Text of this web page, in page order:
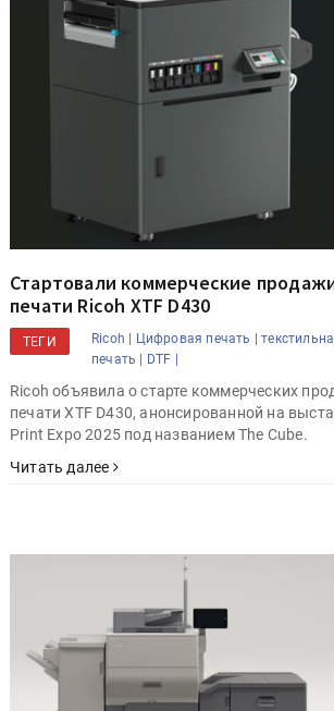
Стартовали коммерческие
печати Ricoh XTF D430
ТЕГИ Ricoh | Цифровая печать |
печать |
DTF |
Ricoh объявила о старте коммерческих
печати XTF D430, анонсированной на
Print Expo 2025 под названием The Cube.
Читать далее